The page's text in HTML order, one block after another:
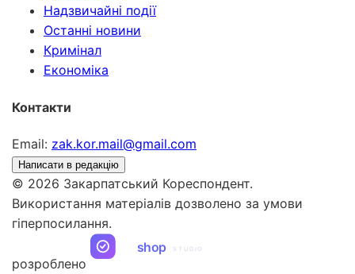
Надзвичайні події
Останні новини
Кримінал
Економіка
Контакти
Email: zak.kor.mail@gmail.com
Написати в редакцію
© 2026 Закарпатський Кореспондент.
Використання матеріалів дозволено за умови
гіперпосилання.
розроблено
shop STUDIO